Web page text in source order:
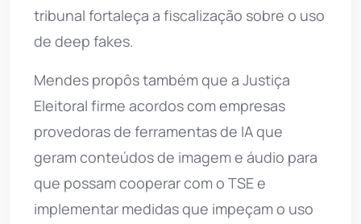
tribunal fortaleça a fiscalização sobre o uso
de deep fakes.
Mendes propôs também que a Justiça
Eleitoral firme acordos com empresas
provedoras de ferramentas de IA que
geram conteúdos de imagem e áudio para
que possam cooperar com o TSE e
implementar medidas que impeçam o uso